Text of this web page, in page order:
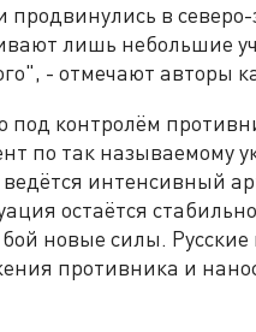
в
лишь небольшие
- отмечают авторы
под контролём
по так называемому
интенсивный
остаётся
новые силы.
противника и